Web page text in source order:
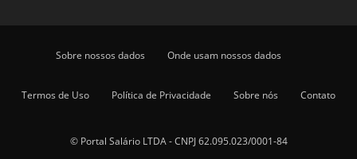
Sobre nossos dados Onde usam nossos dados
Termos de Uso Política de Privacidade Sobre nós Contato
© Portal Salário LTDA - CNPJ 62.095.023/0001-84